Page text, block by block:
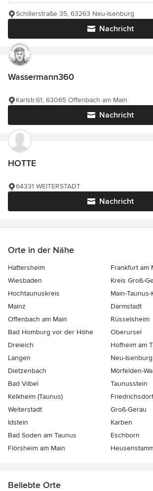
Nachricht
Schillerstraße 35, 63263 Neu-Isenburg
Wassermann360
Nachricht
Karlstr.61, 63065 Offenbach am Main
HOTTE
Nachricht
64331 WEITERSTADT
Orte in der Nähe
Hattersheim
Frankfurt am
Wiesbaden
Kreis Groß-
Hochtaunuskreis
Main-Taunus-
Mainz
Darmstadt
Offenbach am Main
Rüsselsheim
Bad Homburg vor der Höhe
Oberursel
Dreieich
Hofheim am
Langen
Neu-Isenburg
Dietzenbach
Mörfelden-
Bad Vilbel
Taunusstein
Kelkheim (Taunus)
Friedrichsdorf
Weiterstadt
Groß-Gerau
Idstein
Karben
Bad Soden am Taunus
Eschborn
Flörsheim am Main
Beliebte Orte